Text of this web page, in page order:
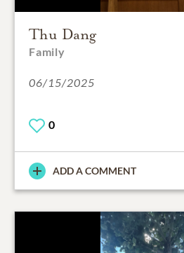
Thu Dang
Family
06/15/2025
0
ADD A COMMENT